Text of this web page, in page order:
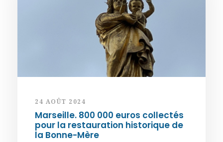
24 AOÛT 2024
Marseille. 800 000 euros collectés
pour la restauration historique de
la Bonne-Mère